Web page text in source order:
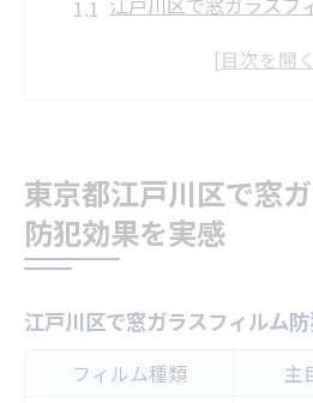
方法
防犯フィルム施工業者
飛散防止も含む窓ガラスフ
飛散防止機能付き窓ガ
東京都江戸川区で窓
防犯効果を実感
江戸川区で窓ガラスフィルム
フィルム種類 主